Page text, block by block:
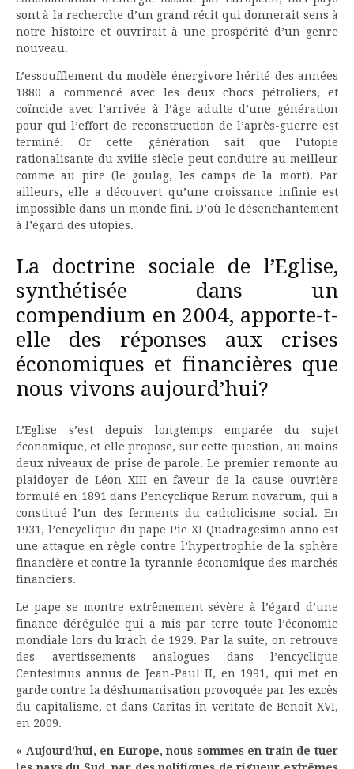
sont à la recherche d’un grand récit qui donnerait sens à
notre histoire et ouvrirait à une prospérité d’un genre
nouveau.
L’essoufflement du modèle énergivore hérité des années
1880 a commencé avec les deux chocs pétroliers, et
coïncide avec l’arrivée à l’âge adulte d’une génération
pour qui l’effort de reconstruction de l’après-guerre est
terminé. Or cette génération sait que l’utopie
rationalisante du xviiie siècle peut conduire au meilleur
comme au pire (le goulag, les camps de la mort). Par
ailleurs, elle a découvert qu’une croissance infinie est
impossible dans un monde fini. D’où le désenchantement
à l’égard des utopies.
La doctrine sociale de l’Eglise,
synthétisée dans un
compendium en 2004, apporte-t-
elle des réponses aux crises
économiques et financières que
nous vivons aujourd’hui?
L’Eglise s’est depuis longtemps emparée du sujet
économique, et elle propose, sur cette question, au moins
deux niveaux de prise de parole. Le premier remonte au
plaidoyer de Léon XIII en faveur de la cause ouvrière
formulé en 1891 dans l’encyclique Rerum novarum, qui a
constitué l’un des ferments du catholicisme social. En
1931, l’encyclique du pape Pie XI Quadragesimo anno est
une attaque en règle contre l’hypertrophie de la sphère
financière et contre la tyrannie économique des marchés
financiers.
Le pape se montre extrêmement sévère à l’égard d’une
finance dérégulée qui a mis par terre toute l’économie
mondiale lors du krach de 1929. Par la suite, on retrouve
des avertissements analogues dans l’encyclique
Centesimus annus de Jean-Paul II, en 1991, qui met en
garde contre la déshumanisation provoquée par les excès
du capitalisme, et dans Caritas in veritate de Benoît XVI,
en 2009.
« Aujourd’hui, en Europe, nous sommes en train de tuer